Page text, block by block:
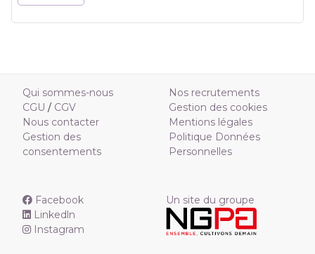
Qui sommes-nous
CGU / CGV
Nous contacter
Gestion des
consentements
Nos recrutements
Gestion des cookies
Mentions légales
Politique Données
Personnelles
Facebook
Linkedln
Instagram
Un site du groupe